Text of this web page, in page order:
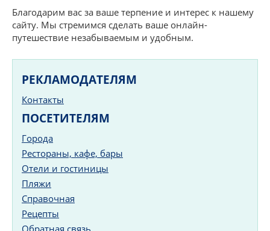
Благодарим вас за ваше терпение и интерес к нашему
сайту. Мы стремимся сделать ваше онлайн-
путешествие незабываемым и удобным.
РЕКЛАМОДАТЕЛЯМ
Контакты
ПОСЕТИТЕЛЯМ
Города
Рестораны, кафе, бары
Отели и гостиницы
Пляжи
Справочная
Рецепты
Обратная связь